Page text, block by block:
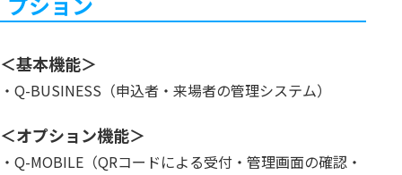
＜基本機能＞
・Q-BUSINESS（申込者・来場者の管理システム）
＜オプション機能＞
・Q-MOBILE（QRコードによる受付・管理画面の確認・